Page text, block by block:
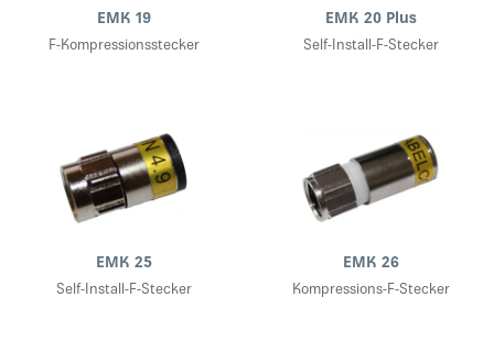
EMK 19
F-Kompressionsstecker
EMK 20 Plus
Self-Install-F-Stecker
EMK 25
Self-Install-F-Stecker
EMK 26
Kompressions-F-Stecker